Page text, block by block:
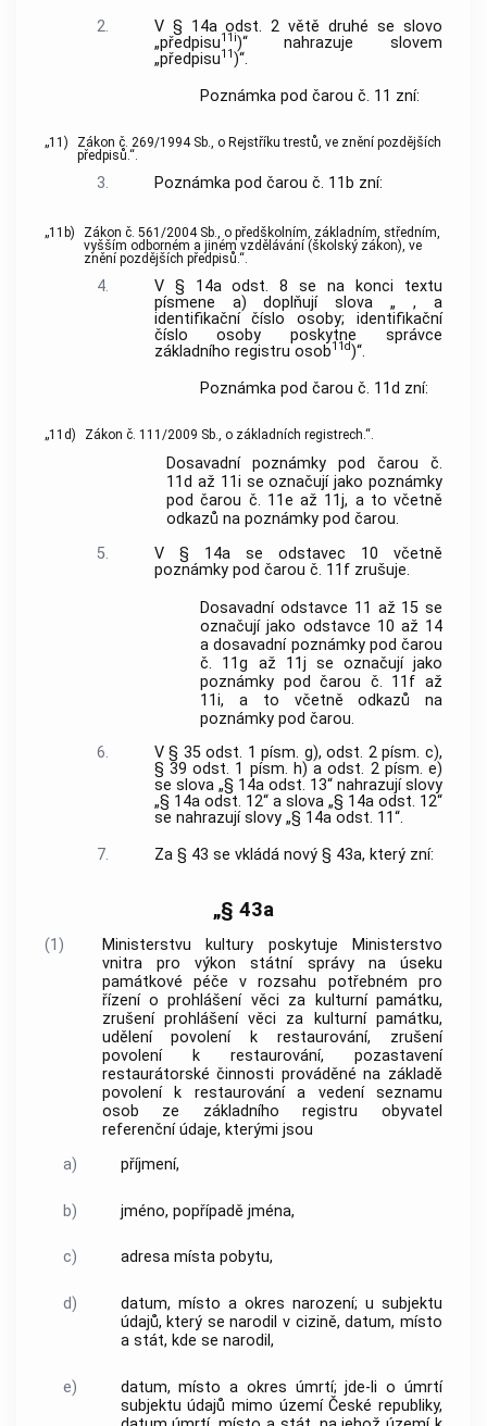
2.
V § 14a odst. 2 větě druhé se slovo
„předpisu11i)“ nahrazuje slovem
„předpisu11)“.
Poznámka pod čarou č. 11 zní:
„11)
Zákon č. 269/1994 Sb., o Rejstříku trestů, ve znění pozdějších
předpisů.“.
3. Poznámka pod čarou č. 11b zní:
„11b)
Zákon č. 561/2004 Sb., o předškolním, základním, středním,
vyšším odborném a jiném vzdělávání (školský zákon), ve
znění pozdějších předpisů.“.
4.
V § 14a odst. 8 se na konci textu
písmene a) doplňují slova „ , a
identifikační číslo osoby; identifikační
číslo osoby poskytne správce
základního registru osob11d)“.
Poznámka pod čarou č. 11d zní:
„11d) Zákon č. 111/2009 Sb., o základních registrech.“.
Dosavadní poznámky pod čarou č.
11d až 11i se označují jako poznámky
pod čarou č. 11e až 11j, a to včetně
odkazů na poznámky pod čarou.
5.
V § 14a se odstavec 10 včetně
poznámky pod čarou č. 11f zrušuje.
Dosavadní odstavce 11 až 15 se
označují jako odstavce 10 až 14
a dosavadní poznámky pod čarou
č. 11g až 11j se označují jako
poznámky pod čarou č. 11f až
11i, a to včetně odkazů na
poznámky pod čarou.
6.
V § 35 odst. 1 písm. g), odst. 2 písm. c),
§ 39 odst. 1 písm. h) a odst. 2 písm. e)
se slova „§ 14a odst. 13“ nahrazují slovy
„§ 14a odst. 12“ a slova „§ 14a odst. 12“
se nahrazují slovy „§ 14a odst. 11“.
7.
Za § 43 se vkládá nový § 43a, který zní:
„§ 43a
(1)
Ministerstvu kultury poskytuje Ministerstvo
vnitra pro výkon státní správy na úseku
památkové péče v rozsahu potřebném pro
řízení o prohlášení věci za kulturní památku,
zrušení prohlášení věci za kulturní památku,
udělení povolení k restaurování, zrušení
povolení k restaurování, pozastavení
restaurátorské činnosti prováděné na základě
povolení k restaurování a vedení seznamu
osob ze základního registru obyvatel
referenční údaje, kterými jsou
a)
příjmení,
b) jméno, popřípadě jména,
c) adresa místa pobytu,
d)
datum, místo a okres narození; u subjektu
údajů, který se narodil v cizině, datum, místo
a stát, kde se narodil,
e)
datum, místo a okres úmrtí; jde-li o úmrtí
subjektu údajů mimo území České republiky,